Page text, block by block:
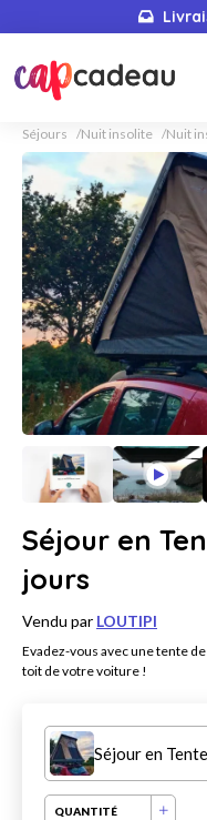
Séjours Nuit insolite Nuit
Séjour en
jours
Vendu par LOUTIPI
Evadez-vous avec une tente
toit de votre voiture !
Séjour en
QUANTITÉ